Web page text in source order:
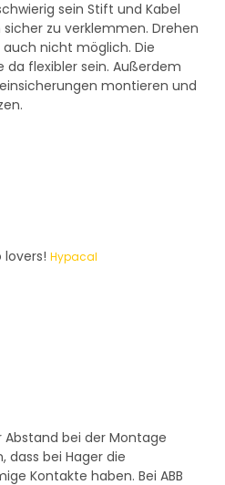
sein Stift und Kabel
sicher zu verklemmen. Drehen
nicht möglich. Die
flexibler sein. Außerdem
montieren und
lovers! Hypacal
Abstand bei der Montage
dass bei Hager die
Kontakte haben. Bei ABB